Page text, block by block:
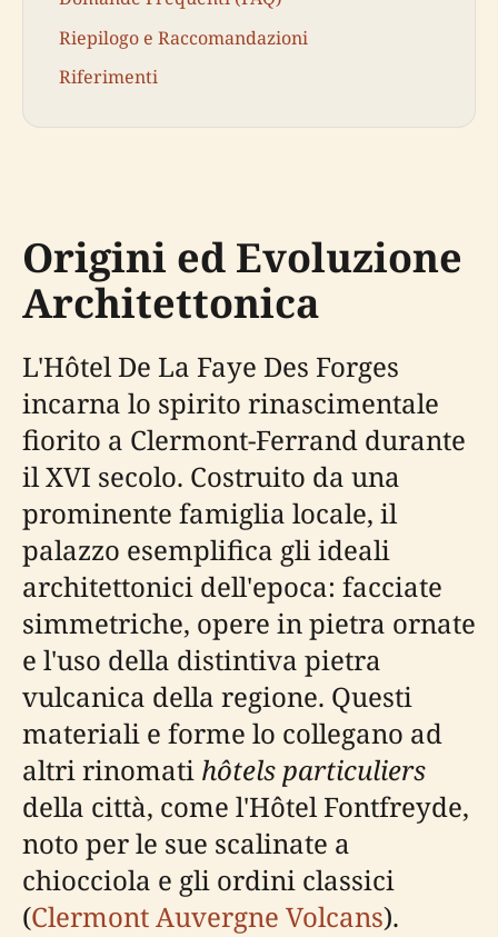
Riepilogo e Raccomandazioni
Riferimenti
Origini ed Evoluzione
Architettonica
L'Hôtel De La Faye Des Forges
incarna lo spirito rinascimentale
fiorito a Clermont-Ferrand durante
il XVI secolo. Costruito da una
prominente famiglia locale, il
palazzo esemplifica gli ideali
architettonici dell'epoca: facciate
simmetriche, opere in pietra ornate
e l'uso della distintiva pietra
vulcanica della regione. Questi
materiali e forme lo collegano ad
altri rinomati hôtels particuliers
della città, come l'Hôtel Fontfreyde,
noto per le sue scalinate a
chiocciola e gli ordini classici
(Clermont Auvergne Volcans).